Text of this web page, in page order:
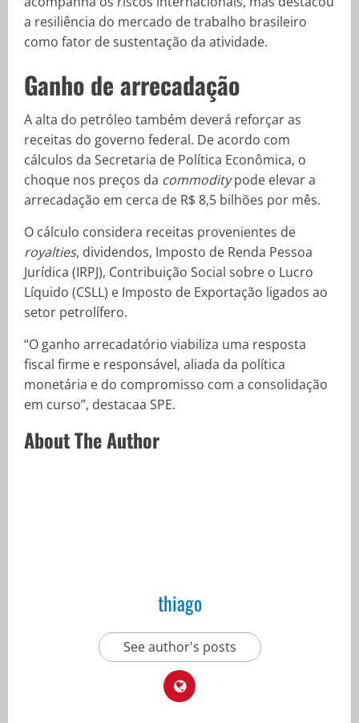
a resiliência do mercado de trabalho brasileiro
como fator de sustentação da atividade.
Ganho de arrecadação
A alta do petróleo também deverá reforçar as
receitas do governo federal. De acordo com
cálculos da Secretaria de Política Econômica, o
choque nos preços da commoditypode elevar a
arrecadação em cerca de R$ 8,5 bilhões por mês.
O cálculo considera receitas provenientes de
royalties, dividendos, Imposto de Renda Pessoa
Jurídica (IRPJ), Contribuição Social sobre o Lucro
Líquido (CSLL) e Imposto de Exportação ligados ao
setor petrolífero.
“O ganho arrecadatório viabiliza uma resposta
fiscal firme e responsável, aliada da política
monetária e do compromisso com a consolidação
em curso”, destacaa SPE.
About The Author
thiago
See author's posts